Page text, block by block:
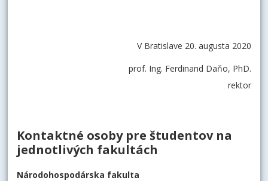
V Bratislave 20. augusta 2020
prof. Ing. Ferdinand Daňo, PhD.
rektor
Kontaktné osoby pre študentov na
jednotlivých fakultách
Národohospodárska fakulta